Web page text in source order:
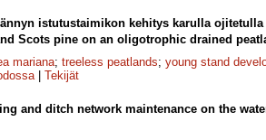
istutustaimikon kehitys karulla
Scots pine on an oligotrophic drained
mariana; treeless peatlands; young stand
| Tekijät
and ditch network maintenance on the